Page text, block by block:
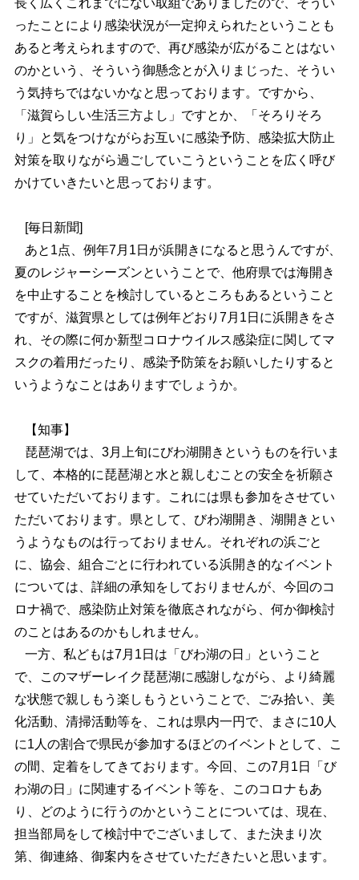
長く広くこれまでにない取組でありましたので、そうい
ったことにより感染状況が一定抑えられたということも
あると考えられますので、再び感染が広がることはない
のかという、そういう御懸念とが入りまじった、そうい
う気持ちではないかなと思っております。ですから、
「滋賀らしい生活三方よし」ですとか、「そろりそろ
り」と気をつけながらお互いに感染予防、感染拡大防止
対策を取りながら過ごしていこうということを広く呼び
かけていきたいと思っております。
[毎日新聞]
あと1点、例年7月1日が浜開きになると思うんですが、
夏のレジャーシーズンということで、他府県では海開き
を中止することを検討しているところもあるということ
ですが、滋賀県としては例年どおり7月1日に浜開きをさ
れ、その際に何か新型コロナウイルス感染症に関してマ
スクの着用だったり、感染予防策をお願いしたりすると
いうようなことはありますでしょうか。
【知事】
琵琶湖では、3月上旬にびわ湖開きというものを行いま
して、本格的に琵琶湖と水と親しむことの安全を祈願さ
せていただいております。これには県も参加をさせてい
ただいております。県として、びわ湖開き、湖開きとい
うようなものは行っておりません。それぞれの浜ごと
に、協会、組合ごとに行われている浜開き的なイベント
については、詳細の承知をしておりませんが、今回のコ
ロナ禍で、感染防止対策を徹底されながら、何か御検討
のことはあるのかもしれません。
一方、私どもは7月1日は「びわ湖の日」ということ
で、このマザーレイク琵琶湖に感謝しながら、より綺麗
な状態で親しもう楽しもうということで、ごみ拾い、美
化活動、清掃活動等を、これは県内一円で、まさに10人
に1人の割合で県民が参加するほどのイベントとして、こ
の間、定着をしてきております。今回、この7月1日「び
わ湖の日」に関連するイベント等を、このコロナもあ
り、どのように行うのかということについては、現在、
担当部局をして検討中でございまして、また決まり次
第、御連絡、御案内をさせていただきたいと思います。